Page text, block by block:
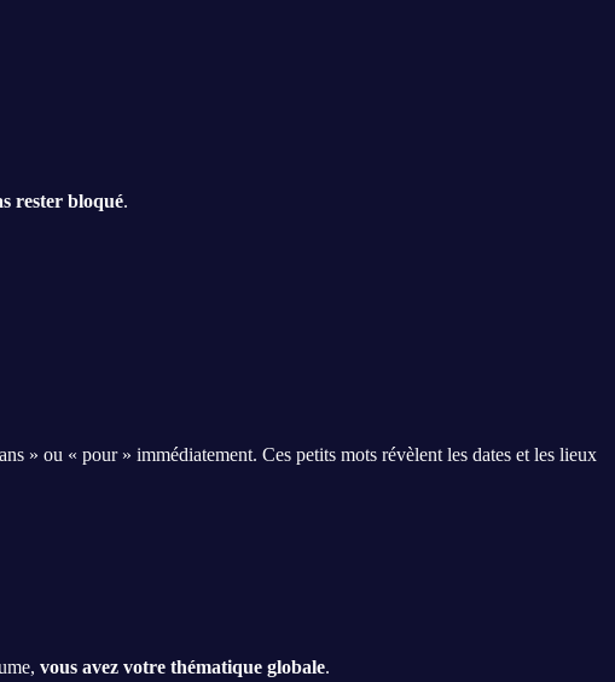
rester bloqué.
» ou « pour » immédiatement. Ces petits mots révèlent les dates et les lieux
vous avez votre thématique globale.